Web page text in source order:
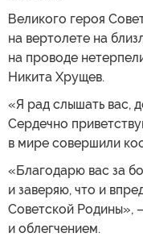
Великого героя
на вертолете на
на проводе
Никита Хрущев.
«Я рад слышать вас,
Сердечно
в мире совершили
«Благодарю вас за
и заверяю, что и
Советской Родины»,
и облегчением.